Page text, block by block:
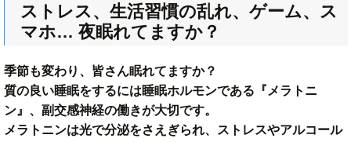
ストレス、生活習慣の乱れ、ゲーム、ス
マホ… 夜眠れてますか？
季節も変わり、皆さん眠れてますか？
質の良い睡眠をするには睡眠ホルモンである『メラトニ
ン』、副交感神経の働きが大切です。
メラトニンは光で分泌をさえぎられ、ストレスやアルコール